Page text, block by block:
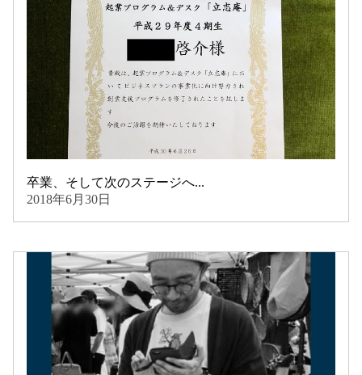
卒業、そして次のステージへ...
2018年6月30日